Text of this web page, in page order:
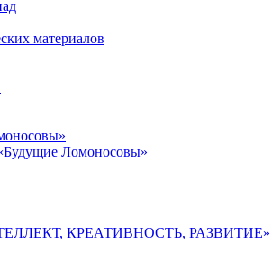
материалов
Ломоносовы»
КРЕАТИВНОСТЬ, РАЗВИТИЕ»